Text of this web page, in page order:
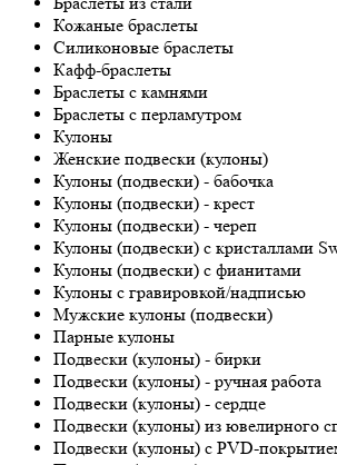
Кожаные браслеты
Силиконовые браслеты
Кафф-браслеты
Браслеты с камнями
Браслеты с перламутром
Кулоны
Женские подвески (кулоны)
Кулоны (подвески) - бабочка
Кулоны (подвески) - крест
Кулоны (подвески) - череп
Кулоны (подвески) с кристаллами
Кулоны (подвески) с фианитами
Кулоны с гравировкой/надписью
Мужские кулоны (подвески)
Парные кулоны
Подвески (кулоны) - бирки
Подвески (кулоны) - ручная работа
Подвески (кулоны) - сердце
Подвески (кулоны) из ювелирного
Подвески (кулоны) с PVD-